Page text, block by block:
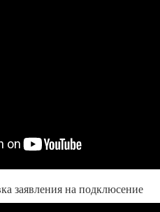
заявления на подклюсение